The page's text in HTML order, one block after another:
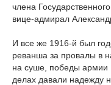
члена
вице-адмирал
И все же 1916-й был
реванша за провалы в
на суше, победы армии
делах давали надежду